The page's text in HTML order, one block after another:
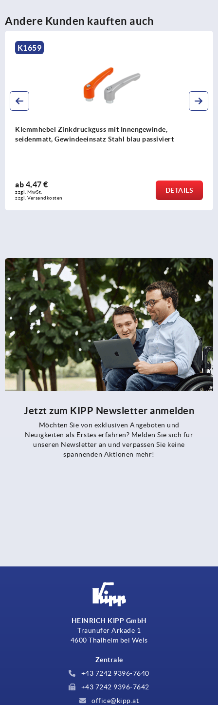
Andere Kunden kauften auch
DETAILS
Klemmhebel Kunststoff visuell-
Außengewinde, Gewindeeinsatz Edelstahl
Jetzt zum KIPP Newsletter anmelden
Möchten Sie von exklusiven Angeboten und
Neuigkeiten als Erstes erfahren? Melden Sie sich für
unseren Newsletter an und verpassen Sie keine
spannenden Aktionen mehr!
HEINRICH KIPP GmbH
Traunufer Arkade 1
4600 Thalheim bei Wels
Zentrale
+43 7242 9396-7640
+43 7242 9396-7642
office@kipp.at